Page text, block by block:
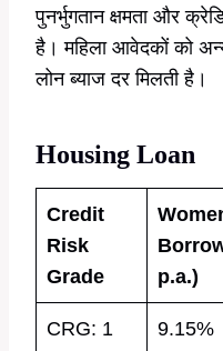
पुनर्भुगतान क्षमता और
है। महिला आवेदकों को
लोन ब्याज दर मिलती है।
Housing Loan
Credit
Risk
Grade
p.a.)
CRG: 1 9.15%